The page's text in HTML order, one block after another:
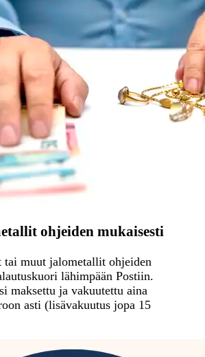
ohjeiden mukaisesti
tai muut jalometallit ohjeiden
lähimpään Postiin.
maksettu ja vakuutettu aina
asti (lisävakuutus jopa 15